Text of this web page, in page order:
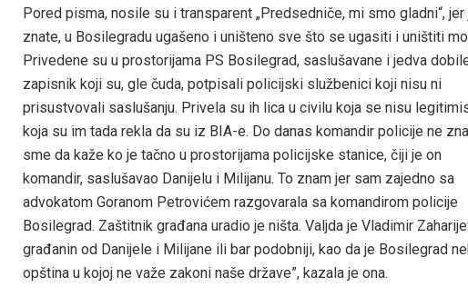
Pored pisma, nosile su i transparent „Predsedniče, mi smo gladni“, jer
znate, u Bosilegradu ugašeno i uništeno sve što se ugasiti i uništiti
Privedene su u prostorijama PS Bosilegrad, saslušavane i jedva
zapisnik koji su, gle čuda, potpisali policijski službenici koji nisu ni
prisustvovali saslušanju. Privela su ih lica u civilu koja se nisu
koja su im tada rekla da su iz BIA-e. Do danas komandir policije ne
sme da kaže ko je tačno u prostorijama policijske stanice, čiji je on
komandir, saslušavao Danijelu i Milijanu. To znam jer sam zajedno sa
advokatom Goranom Petrovićem razgovarala sa komandirom policije
Bosilegrad. Zaštitnik građana uradio je ništa. Valjda je Vladimir
građanin od Danijele i Milijane ili bar podobniji, kao da je Bosilegrad
opština u kojoj ne važe zakoni naše države”, kazala je ona.